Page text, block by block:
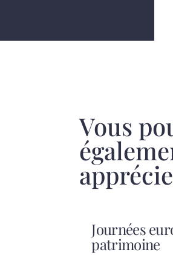
Vous
Journées
patrimoine